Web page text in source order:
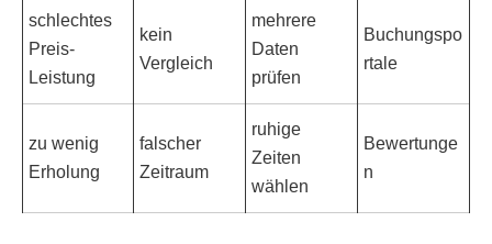
schlechtes
Preis-
Leistung
kein
Vergleich
mehrere
Daten
prüfen
Buchungspo
rtale
zu wenig
Erholung
falscher
Zeitraum
ruhige
Zeiten
wählen
Bewertunge
n